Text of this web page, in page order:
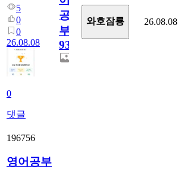
5
0
0
26.08.08
0
댓글
공
부
931
와호잠룡 26.08.08
196756
영어공부